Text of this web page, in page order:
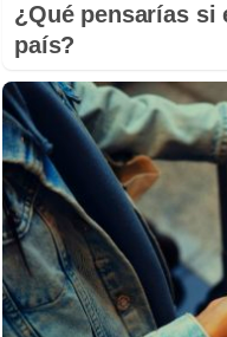
¿Qué pensarías si
país?